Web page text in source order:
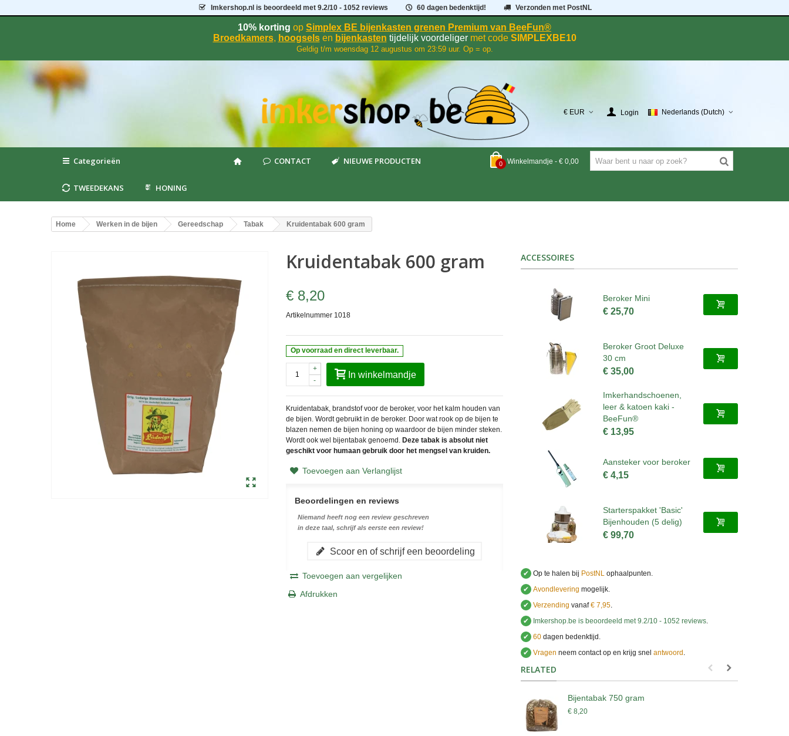
Imkershop.nl is beoordeeld met 9.2/10 - 1052 reviews 60 dagen bedenktijd! Verzonden met PostNL
10% korting op Simplex BE bijenkasten grenen Premium van BeeFun®
Broedkamers, hoogselsen bijenkasten tijdelijk voordeligermet codeSIMPLEXBE10
Geldig t/m woensdag 12 augustus om 23:59 uur. Op = op.
€ EUR Login Nederlands (Dutch)
0 Winkelmandje - € 0,00
Categorieën CONTACT NIEUWE PRODUCTEN
TWEEDEKANS HONING
Home Werken in de bijen Gereedschap Tabak Kruidentabak 600 gram
Kruidentabak 600 gram
€ 8,20
Artikelnummer 1018
Op voorraad en direct leverbaar.
-
+
In winkelmandje
Kruidentabak, brandstof voor de beroker, voor het kalm houden van
de bijen. Wordt gebruikt in de beroker. Door wat rook op de bijen te
blazen nemen de bijen honing op waardoor de bijen minder steken.
Wordt ook wel bijentabak genoemd. Deze tabak is absolut niet
geschikt voor humaan gebruik door het mengsel van kruiden.
Toevoegen aan Verlanglijst
Beoordelingen en reviews
Niemand heeft nog een review geschreven
in deze taal, schrijf als eerste een review!
Scoor en of schrijf een beoordeling
Toevoegen aan vergelijken
Afdrukken
ACCESSOIRES
Beroker Mini
€ 25,70
Beroker Groot Deluxe
30 cm
€ 35,00
Imkerhandschoenen,
leer & katoen kaki -
BeeFun®
€ 13,95
Aansteker voor beroker
€ 4,15
Starterspakket 'Basic'
Bijenhouden (5 delig)
€ 99,70
✔ Op te halen bij PostNLophaalpunten.
✔ Avondlevering mogelijk.
✔ Verzending vanaf€ 7,95.
✔
Imkershop.be is beoordeeld met9.2/10 -1052 reviews.
✔ 60dagen bedenktijd.
✔ Vragen neem contact op en krijg snel antwoord ..
RELATED
Bijentabak 750 gram
€ 8,20